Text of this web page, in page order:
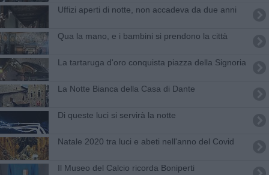
Uffizi aperti di notte, non accadeva da due anni
Qua la mano, e i bambini si prendono la città
La tartaruga d'oro conquista piazza della Signoria
La Notte Bianca della Casa di Dante
Di queste luci si servirà la notte
Natale 2020 tra luci e abeti nell'anno del Covid
Il Museo del Calcio ricorda Boniperti